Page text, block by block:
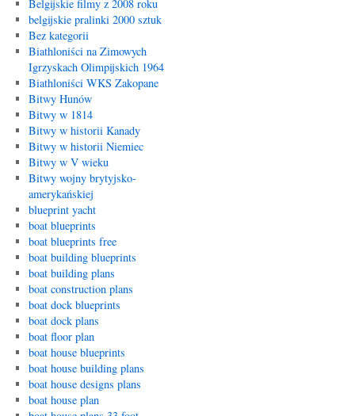
Belgijskie filmy z 2008 roku
belgijskie pralinki 2000 sztuk
Bez kategorii
Biathloniści na Zimowych
Igrzyskach Olimpijskich 1964
Biathloniści WKS Zakopane
Bitwy Hunów
Bitwy w 1814
Bitwy w historii Kanady
Bitwy w historii Niemiec
Bitwy w V wieku
Bitwy wojny brytyjsko-
amerykańskiej
blueprint yacht
boat blueprints
boat blueprints free
boat building blueprints
boat building plans
boat construction plans
boat dock blueprints
boat dock plans
boat floor plan
boat house blueprints
boat house building plans
boat house designs plans
boat house plan